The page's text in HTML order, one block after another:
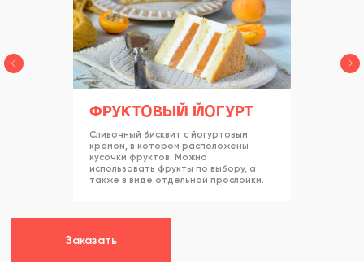
ФРУКТОВЫЙ ЙОГУРТ
Cливочный бисквит с йогуртовым
кремом, в котором расположены
кусочки фруктов. Можно
использовать фрукты по выбору, а
также в виде отдельной прослойки.